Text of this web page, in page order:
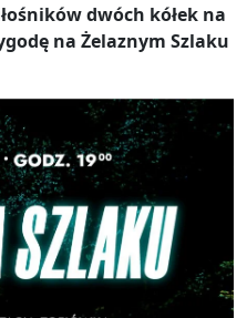
dwóch kółek na
na Żelaznym Szlaku